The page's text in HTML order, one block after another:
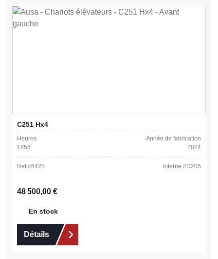
C251 Hx4
Heures
1856
Année de fabrication
2024
Ref #6428 Interne #D205
Prix régulier :
48 500,00 €
En stock
Détails